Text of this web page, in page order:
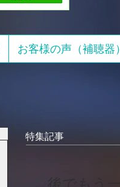
お客様の声（補聴器）
特集記事